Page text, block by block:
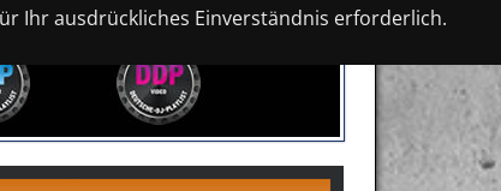
Ihr ausdrückliches Einverständnis erforderlich.